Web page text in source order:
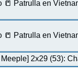
📒 Patrulla en
📒 Patrulla en
2x29 (53):